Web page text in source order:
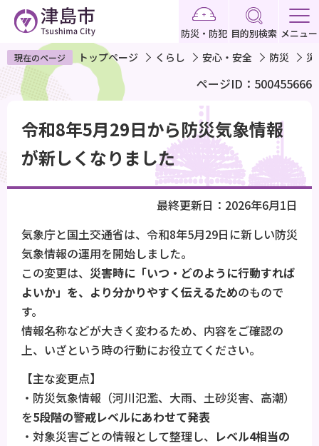
ペ
ー
ジ
で
す
防災・防犯 目的別検索 メニュー
現在のページ トップページ くらし 安心・安全 防災
ページID：500455666
か
令和8年5月29日から防災気象情報
が新しくなりました
最終更新日：2026年6月1日
気象庁と国土交通省は、令和8年5月29日に新しい防災
気象情報の運用を開始しました。
この変更は、 災害時に「いつ・どのように行動すれば
よいか」を、より分かりやすく伝えるためのもので
す。
情報名称などが大きく変わるため、内容をご確認の
上、いざという時の行動にお役立てください。
【主な変更点】
・防災気象情報（河川氾濫、大雨、土砂災害、高潮）
を5段階の警戒レベルにあわせて発表
・対象災害ごとの情報として整理し、 レベル4相当の